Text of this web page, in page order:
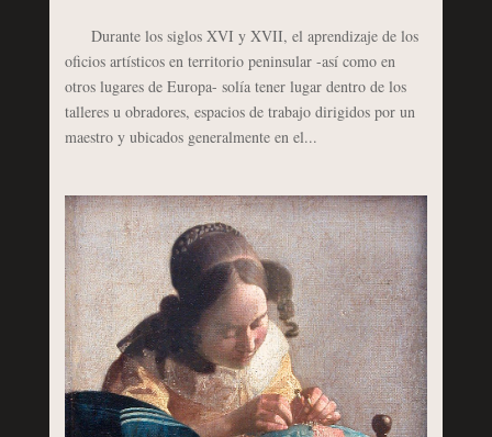
Durante los siglos XVI y XVII, el aprendizaje de los
oficios artísticos en territorio peninsular -así como en
otros lugares de Europa- solía tener lugar dentro de los
talleres u obradores, espacios de trabajo dirigidos por un
maestro y ubicados generalmente en el...